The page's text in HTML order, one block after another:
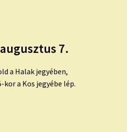
7.
a Halak jegyében,
kor a Kos jegyébe lép.